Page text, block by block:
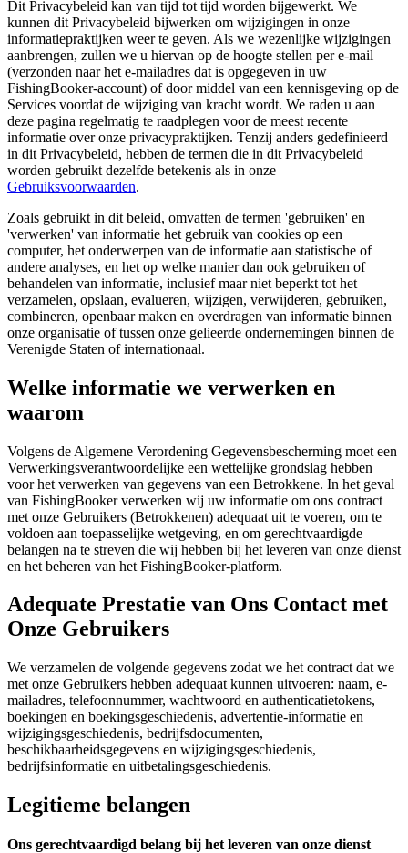
Dit Privacybeleid kan van tijd tot tijd worden bijgewerkt. We
kunnen dit Privacybeleid bijwerken om wijzigingen in onze
informatiepraktijken weer te geven. Als we wezenlijke wijzigingen
aanbrengen, zullen we u hiervan op de hoogte stellen per e-mail
(verzonden naar het e-mailadres dat is opgegeven in uw
FishingBooker-account) of door middel van een kennisgeving op de
Services voordat de wijziging van kracht wordt. We raden u aan
deze pagina regelmatig te raadplegen voor de meest recente
informatie over onze privacypraktijken. Tenzij anders gedefinieerd
in dit Privacybeleid, hebben de termen die in dit Privacybeleid
worden gebruikt dezelfde betekenis als in onze
Gebruiksvoorwaarden.
Zoals gebruikt in dit beleid, omvatten de termen 'gebruiken' en
'verwerken' van informatie het gebruik van cookies op een
computer, het onderwerpen van de informatie aan statistische of
andere analyses, en het op welke manier dan ook gebruiken of
behandelen van informatie, inclusief maar niet beperkt tot het
verzamelen, opslaan, evalueren, wijzigen, verwijderen, gebruiken,
combineren, openbaar maken en overdragen van informatie binnen
onze organisatie of tussen onze gelieerde ondernemingen binnen de
Verenigde Staten of internationaal.
Welke informatie we verwerken en
waarom
Volgens de Algemene Verordening Gegevensbescherming moet een
Verwerkingsverantwoordelijke een wettelijke grondslag hebben
voor het verwerken van gegevens van een Betrokkene. In het geval
van FishingBooker verwerken wij uw informatie om ons contract
met onze Gebruikers (Betrokkenen) adequaat uit te voeren, om te
voldoen aan toepasselijke wetgeving, en om gerechtvaardigde
belangen na te streven die wij hebben bij het leveren van onze dienst
en het beheren van het FishingBooker-platform.
Adequate Prestatie van Ons Contact met
Onze Gebruikers
We verzamelen de volgende gegevens zodat we het contract dat we
met onze Gebruikers hebben adequaat kunnen uitvoeren: naam, e-
mailadres, telefoonnummer, wachtwoord en authenticatietokens,
boekingen en boekingsgeschiedenis, advertentie-informatie en
wijzigingsgeschiedenis, bedrijfsdocumenten,
beschikbaarheidsgegevens en wijzigingsgeschiedenis,
bedrijfsinformatie en uitbetalingsgeschiedenis.
Legitieme belangen
Ons gerechtvaardigd belang bij het leveren van onze dienst